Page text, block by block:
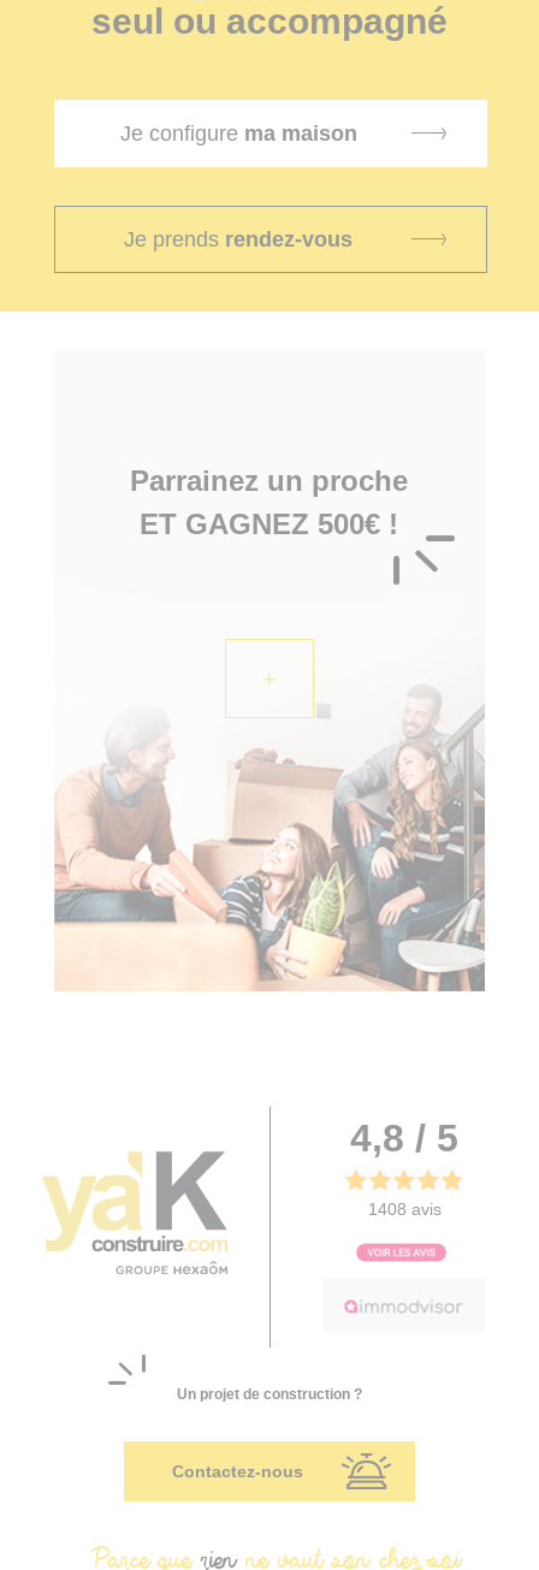
seul ou accompagné
Je configure ma maison
Je prends rendez-vous
Parrainez un proche
ET GAGNEZ 500€ !
+
4,8 / 5
1408 avis
Un projet de construction ?
Contactez-nous
Parce querienne vaut son chez-soi